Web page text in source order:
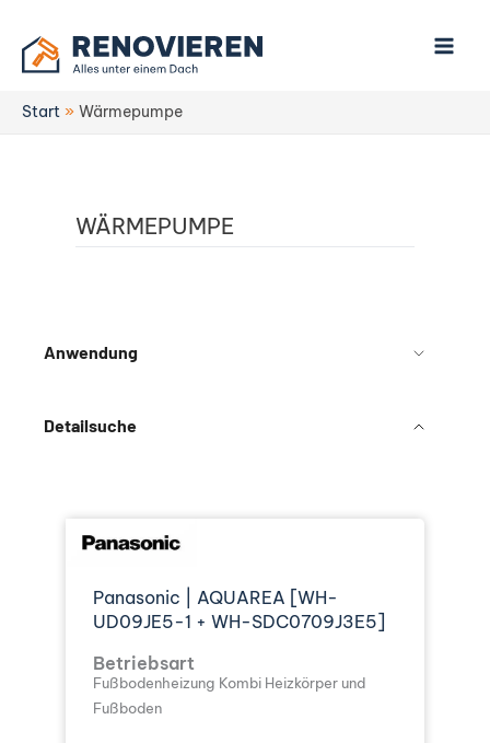
Inhalt
springen
Start Wärmepumpe
WÄRMEPUMPE
Anwendung
Detailsuche
Panasonic | AQUAREA [WH-
UD09JE5-1 + WH-SDC0709J3E5]
Betriebsart
Fußbodenheizung Kombi Heizkörper und
Fußboden